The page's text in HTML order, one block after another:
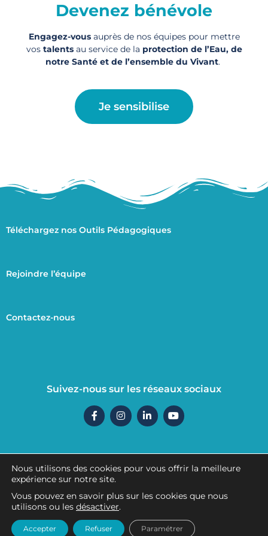
Devenez bénévole
Engagez-vousauprès de nos équipes pour mettre
vos talentsau service de la protection de l’Eau, de
notre Santé et de l’ensemble du Vivant.
Je sensibilise
Téléchargez nos Outils Pédagogiques
Rejoindre l’équipe
Contactez-nous
Suivez-nous sur les réseaux sociaux
F
a
c
o
o
k
-
f
I
n
s
g
r
a
L
i
n
d
i
i
Y
o
u
b
e
Mentions légales
Nous utilisons des cookies pour vous offrir la meilleure
expérience sur notre site.
Vous pouvez en savoir plus sur les cookies que nous
utilisons ou les désactiver.
Accepter Refuser Paramétrer